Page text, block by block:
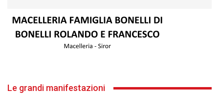
Le grandi manifestazioni